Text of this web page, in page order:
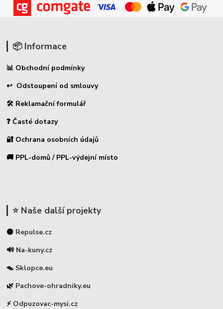
📦 Informace
📊 Obchodní podmínky
↩ Odstoupení od smlouvy
🛠 Reklamační formulář
❓ Časté dotazy
🔐 Ochrana osobních údajů
🚚 PPL-domů / PPL-výdejní místo
⭐ Naše další projekty
⚫ Repulse.cz
🔊 Na-kuny.cz
🪤 Sklopce.eu
🌿 Pachove-ohradniky.eu
⚡ Odpuzovac-mysi.cz